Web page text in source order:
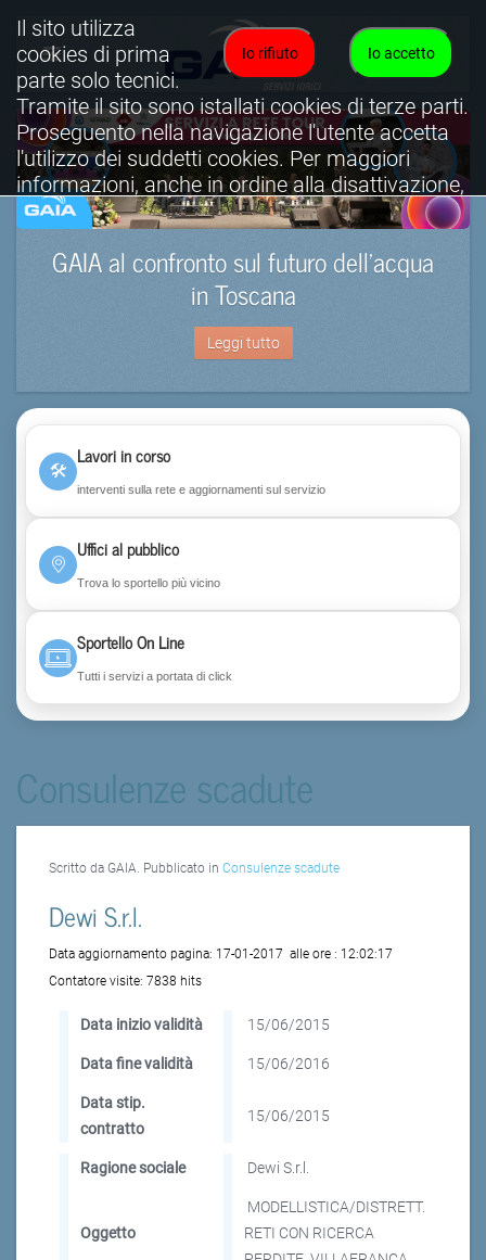
GAIA al confronto sul futuro dell’acqua
in Toscana
Leggi tutto
🛠
Lavori in corso
interventi sulla rete e aggiornamenti sul servizio
Uffici al pubblico
Trova lo sportello più vicino
Sportello On Line
Tutti i servizi a portata di click
Consulenze scadute
Scritto da GAIA. Pubblicato in Consulenze scadute
Dewi S.r.l.
Data aggiornamento pagina: 17-01-2017 alle ore : 12:02:17
Contatore visite: 7838 hits
Data inizio validità 15/06/2015
Data fine validità 15/06/2016
Data stip.
contratto
15/06/2015
Ragione sociale Dewi S.r.l.
Oggetto
MODELLISTICA/DISTRETT.
RETI CON RICERCA
Io accetto
Io rifiuto
Il sito utilizza
cookies di prima
parte solo tecnici.
Tramite il sito sono istallati cookies di terze parti.
Proseguento nella navigazione l'utente accetta
l'utilizzo dei suddetti cookies. Per maggiori
informazioni, anche in ordine alla disattivazione,
è possibile consultare l'informativa cookies
completa.
Visualizza informativa completa.